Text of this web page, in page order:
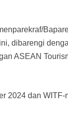
dibarengi
ASEAN
2024 dan